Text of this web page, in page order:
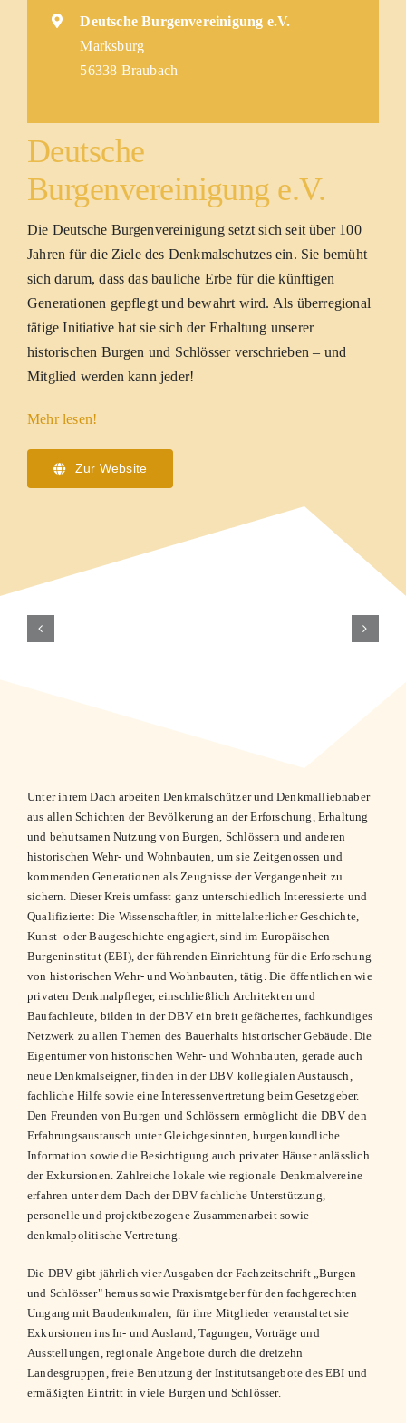
Deutsche Burgenvereinigung e.V.
Marksburg
56338 Braubach
Deutsche
Burgenvereinigung e.V.
Die Deutsche Burgenvereinigung setzt sich seit über 100
Jahren für die Ziele des Denkmalschutzes ein. Sie bemüht
sich darum, dass das bauliche Erbe für die künftigen
Generationen gepflegt und bewahrt wird. Als überregional
tätige Initiative hat sie sich der Erhaltung unserer
historischen Burgen und Schlösser verschrieben – und
Mitglied werden kann jeder!
Mehr lesen!
Zur Website
Unter ihrem Dach arbeiten Denkmalschützer und Denkmalliebhaber
aus allen Schichten der Bevölkerung an der Erforschung, Erhaltung
und behutsamen Nutzung von Burgen, Schlössern und anderen
historischen Wehr- und Wohnbauten, um sie Zeitgenossen und
kommenden Generationen als Zeugnisse der Vergangenheit zu
sichern. Dieser Kreis umfasst ganz unterschiedlich Interessierte und
Qualifizierte: Die Wissenschaftler, in mittelalterlicher Geschichte,
Kunst- oder Baugeschichte engagiert, sind im Europäischen
Burgeninstitut (EBI), der führenden Einrichtung für die Erforschung
von historischen Wehr- und Wohnbauten, tätig. Die öffentlichen wie
privaten Denkmalpfleger, einschließlich Architekten und
Baufachleute, bilden in der DBV ein breit gefächertes, fachkundiges
Netzwerk zu allen Themen des Bauerhalts historischer Gebäude. Die
Eigentümer von historischen Wehr- und Wohnbauten, gerade auch
neue Denkmalseigner, finden in der DBV kollegialen Austausch,
fachliche Hilfe sowie eine Interessenvertretung beim Gesetzgeber.
Den Freunden von Burgen und Schlössern ermöglicht die DBV den
Erfahrungsaustausch unter Gleichgesinnten, burgenkundliche
Information sowie die Besichtigung auch privater Häuser anlässlich
der Exkursionen. Zahlreiche lokale wie regionale Denkmalvereine
erfahren unter dem Dach der DBV fachliche Unterstützung,
personelle und projektbezogene Zusammenarbeit sowie
denkmalpolitische Vertretung.
Die DBV gibt jährlich vier Ausgaben der Fachzeitschrift „Burgen
und Schlösser" heraus sowie Praxisratgeber für den fachgerechten
Umgang mit Baudenkmalen; für ihre Mitglieder veranstaltet sie
Exkursionen ins In- und Ausland, Tagungen, Vorträge und
Ausstellungen, regionale Angebote durch die dreizehn
Landesgruppen, freie Benutzung der Institutsangebote des EBI und
ermäßigten Eintritt in viele Burgen und Schlösser.